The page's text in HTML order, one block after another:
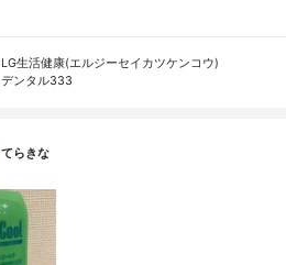
LG生活健康(エルジーセイカツケンコウ)
デンタル333
てらきな